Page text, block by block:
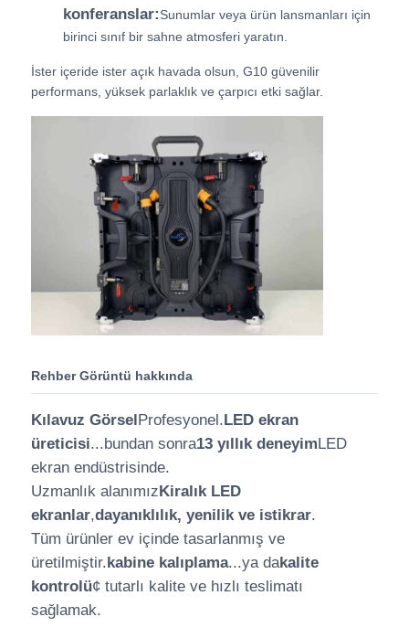
konferanslar:Sunumlar veya ürün lansmanları için
birinci sınıf bir sahne atmosferi yaratın.
İster içeride ister açık havada olsun, G10 güvenilir
performans, yüksek parlaklık ve çarpıcı etki sağlar.
Rehber Görüntü hakkında
Kılavuz GörselProfesyonel.LED ekran
üreticisi...bundan sonra13 yıllık deneyimLED
ekran endüstrisinde.
Uzmanlık alanımızKiralık LED
ekranlar,dayanıklılık, yenilik ve istikrar.
Tüm ürünler ev içinde tasarlanmış ve
üretilmiştir.kabine kalıplama...ya dakalite
kontrolü¢ tutarlı kalite ve hızlı teslimatı
sağlamak.